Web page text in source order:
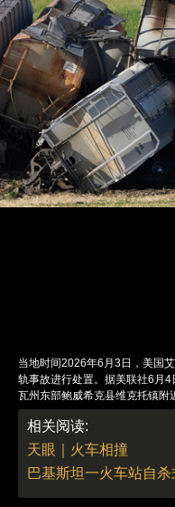
当地时间2026年6月3日，美国
轨事故进行处置。据美联社6月
瓦州东部鲍威希克县维克托镇附
故。事故造成卡车上1人死亡、
及17节车厢脱轨，铁轨严重受
机的卡车驶入道口时被火车撞
闭数日。图：Charlie Neibergall
责任编辑：李丛汛 | 版面编辑：
相关阅读:
天眼｜火车相撞